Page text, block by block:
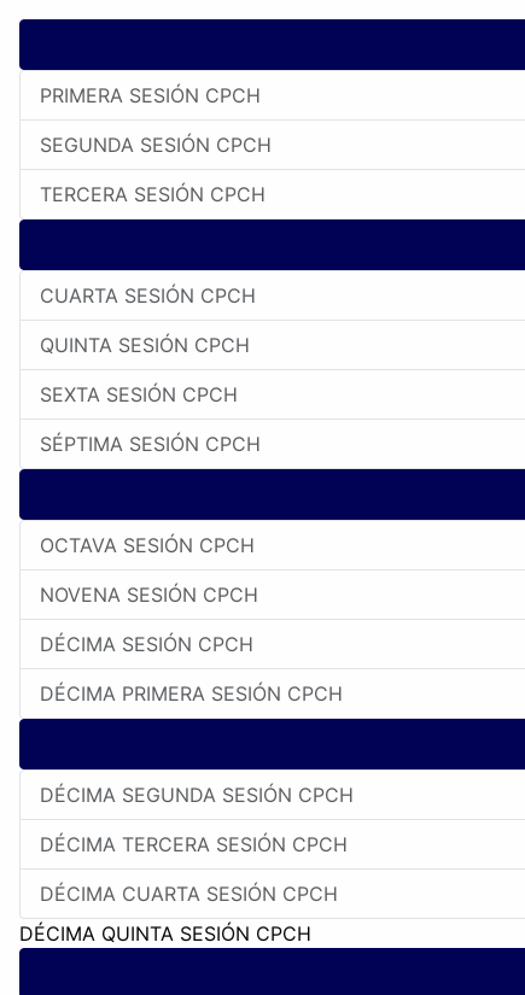
PRIMERA SESIÓN CPCH
SEGUNDA SESIÓN CPCH
TERCERA SESIÓN CPCH
CUARTA SESIÓN CPCH
QUINTA SESIÓN CPCH
SEXTA SESIÓN CPCH
SÉPTIMA SESIÓN CPCH
OCTAVA SESIÓN CPCH
NOVENA SESIÓN CPCH
DÉCIMA SESIÓN CPCH
DÉCIMA PRIMERA SESIÓN CPCH
DÉCIMA SEGUNDA SESIÓN CPCH
DÉCIMA TERCERA SESIÓN CPCH
DÉCIMA CUARTA SESIÓN CPCH
DÉCIMA QUINTA SESIÓN CPCH